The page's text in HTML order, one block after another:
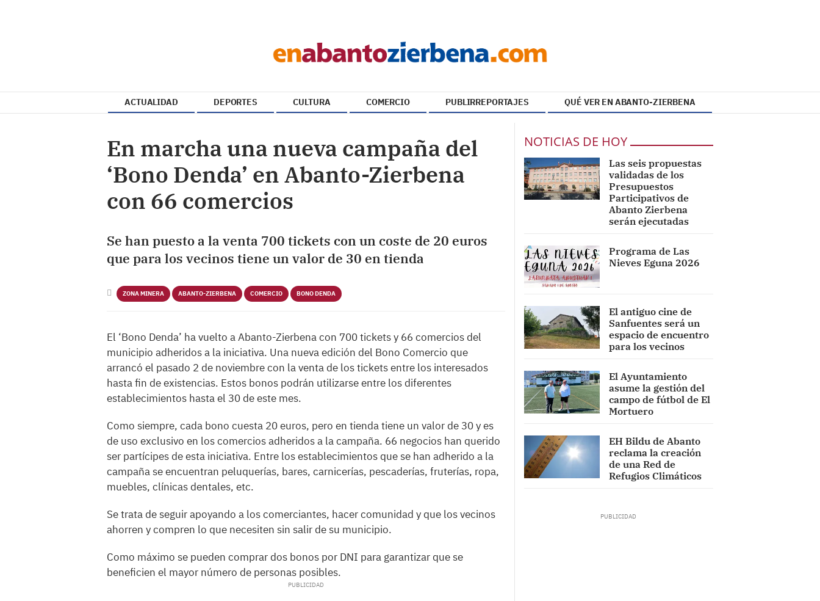
ACTUALIDAD DEPORTES CULTURA COMERCIO PUBLIRREPORTAJES QUÉ VER EN ABANTO-ZIERBENA
En marcha una nueva campaña del
‘Bono Denda’ en Abanto-Zierbena
con 66 comercios
Se han puesto a la venta 700 tickets con un coste de 20 euros
que para los vecinos tiene un valor de 30 en tienda
ZONA MINERA ABANTO-ZIERBENA COMERCIO BONO DENDA
El ‘Bono Denda’ ha vuelto a Abanto-Zierbena con 700 tickets y 66 comercios del
municipio adheridos a la iniciativa. Una nueva edición del Bono Comercio que
arrancó el pasado 2 de noviembre con la venta de los tickets entre los interesados
hasta fin de existencias. Estos bonos podrán utilizarse entre los diferentes
establecimientos hasta el 30 de este mes.
Como siempre, cada bono cuesta 20 euros, pero en tienda tiene un valor de 30 y es
de uso exclusivo en los comercios adheridos a la campaña. 66 negocios han querido
ser partícipes de esta iniciativa. Entre los establecimientos que se han adherido a la
campaña se encuentran peluquerías, bares, carnicerías, pescaderías, fruterías, ropa,
muebles, clínicas dentales, etc.
Se trata de seguir apoyando a los comerciantes, hacer comunidad y que los vecinos
ahorren y compren lo que necesiten sin salir de su municipio.
Como máximo se pueden comprar dos bonos por DNI para garantizar que se
beneficien el mayor número de personas posibles.
NOTICIAS DE HOY
Las seis propuestas
validadas de los
Presupuestos
Participativos de
Abanto Zierbena
serán ejecutadas
Programa de Las
Nieves Eguna 2026
El antiguo cine de
Sanfuentes será un
espacio de encuentro
para los vecinos
El Ayuntamiento
asume la gestión del
campo de fútbol de El
Mortuero
EH Bildu de Abanto
reclama la creación
de una Red de
Refugios Climáticos